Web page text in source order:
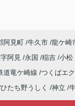
阿見町 牛久市 龍ケ崎
阿見 永国 稲吉 小松
道竜ケ崎線 つくばエ
ひたち野うしく 神立